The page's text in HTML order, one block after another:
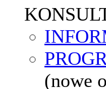
(nowe